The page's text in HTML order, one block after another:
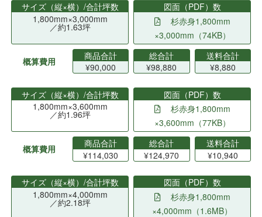
サイズ（縦×横）/合計坪数
1,800mm×3,000mm
／約1.63坪
図面（PDF）数
杉赤身1,800mm
×3,000mm（74KB）
概算費用
商品合計
¥90,000
総合計
¥98,880
送料合計
¥8,880
サイズ（縦×横）/合計坪数
1,800mm×3,600mm
／約1.96坪
図面（PDF）数
杉赤身1,800mm
×3,600mm（77KB）
概算費用
商品合計
¥114,030
総合計
¥124,970
送料合計
¥10,940
サイズ（縦×横）/合計坪数
1,800mm×4,000mm
／約2.18坪
図面（PDF）数
杉赤身1,800mm
×4,000mm（1.6MB）